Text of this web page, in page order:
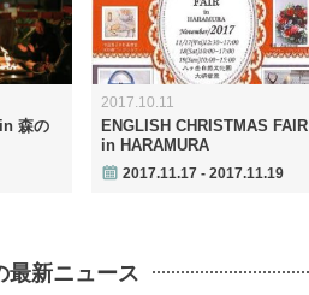
森の
2017.10.11
ENGLISH CHRISTMAS FAIR
in HARAMURA
2017.11.17 - 2017.11.19
最新ニュース